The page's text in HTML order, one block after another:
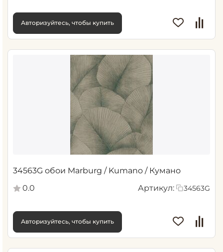
Авторизуйтесь, чтобы купить
34563G обои Marburg / Kumano / Кумано
0.0
Артикул: 34563G
Авторизуйтесь, чтобы купить